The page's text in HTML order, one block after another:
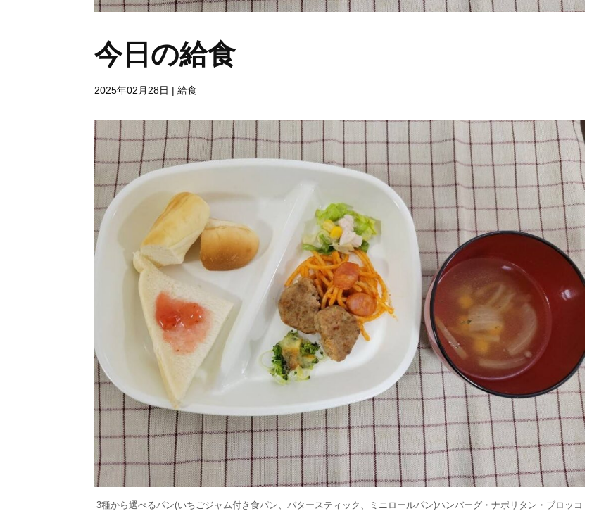
今日の給食
2025年02月28日 |給食
3種から選べるパン(いちごジャム付き食パン、バタースティック、ミニロールパン)ハンバーグ・ナポリタン・ブロッコ